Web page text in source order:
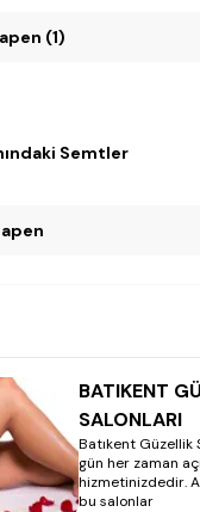
(1)
Semtler
BATIKENT
SALONLARI
Batıkent Güzellik
gün her zaman
hizmetinizdedir.
bu salonlar